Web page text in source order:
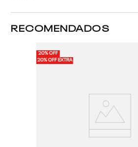
RECOMENDADOS
20% OFF
20% OFF EXTRA